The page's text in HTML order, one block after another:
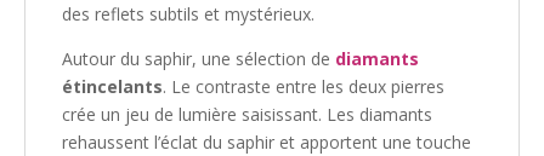
des reflets subtils et mystérieux.
Autour du saphir, une sélection de diamants
étincelants. Le contraste entre les deux pierres
crée un jeu de lumière saisissant. Les diamants
rehaussent l’éclat du saphir et apportent une touche